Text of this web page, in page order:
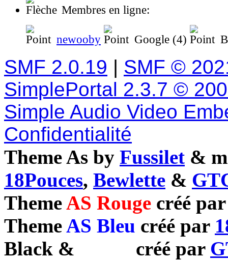
Membres en ligne:
newooby Google (4)
SMF 2.0.19 | SMF ©
SimplePortal 2.3.7 ©
Simple Audio Video
Confidentialité
Theme As by Fussilet &
18Pouces, Bewlette &
ThemeAS Rouge créé
ThemeAS Bleu créé par
Black & créé par